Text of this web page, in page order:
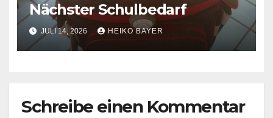
Nächster Schulbedarf
JULI 14, 2026 HEIKO BAYER
Schreibe einen Kommentar